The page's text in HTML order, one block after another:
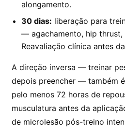
alongamento.
30 dias: liberação para
— agachamento, hip thrust,
Reavaliação clínica antes
A direção inversa — treinar
depois preencher — também
pelo menos 72 horas de
musculatura antes da
de microlesão pós-treino